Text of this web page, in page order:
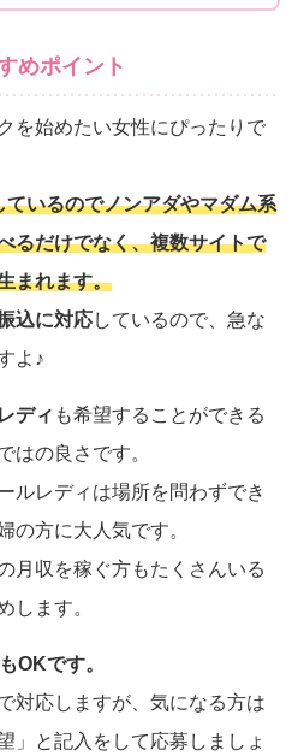
めポイント
を始めたい女性にぴったりで
いるのでノンアダやマダム系
るだけでなく、複数サイトで
まれます。
込に対応しているので、急な
よ♪
ディ も希望することができる
はの良さです。
ルレディは場所を問わずでき
の方に大人気です。
月収を稼ぐ方もたくさんいる
します。
OKです。
対応しますが、気になる方は
」と記入をして応募しましょ